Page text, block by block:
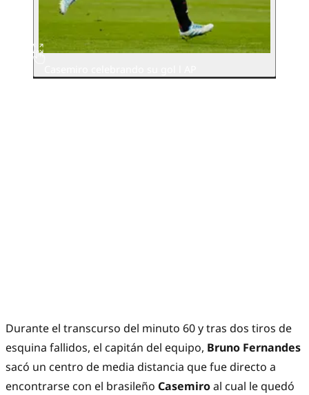
Durante el transcurso del minuto 60 y tras dos tiros de
esquina fallidos, el capitán del equipo, Bruno Fernandes
sacó un centro de media distancia que fue directo a
encontrarse con el brasileño Casemiroal cual le quedó